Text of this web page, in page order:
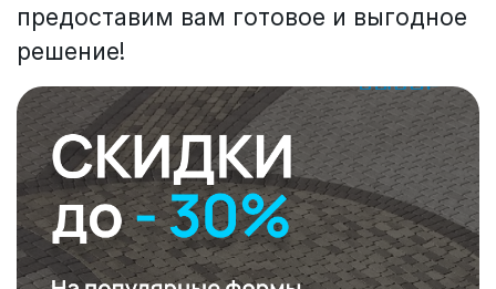
предоставим вам готовое и выгодное
решение!